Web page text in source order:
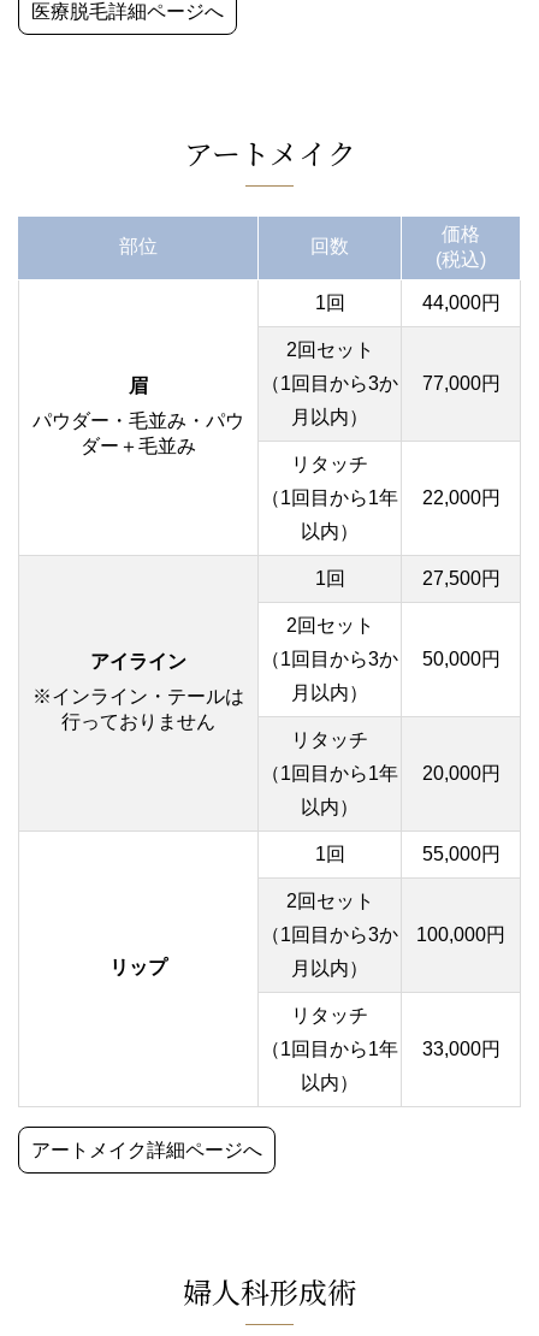
医療脱毛詳細ページへ
アートメイク
部位 回数
価格
(税込)
眉
パウダー・毛並み・パウ
ダー＋毛並み
1回 44,000円
2回セット
（1回目から3か
月以内）
77,000円
リタッチ
（1回目から1年
以内）
22,000円
アイライン
※インライン・テールは
行っておりません
1回 27,500円
2回セット
（1回目から3か
月以内）
50,000円
リタッチ
（1回目から1年
以内）
20,000円
リップ
1回 55,000円
2回セット
（1回目から3か
月以内）
100,000円
リタッチ
（1回目から1年
以内）
33,000円
アートメイク詳細ページへ
婦人科形成術